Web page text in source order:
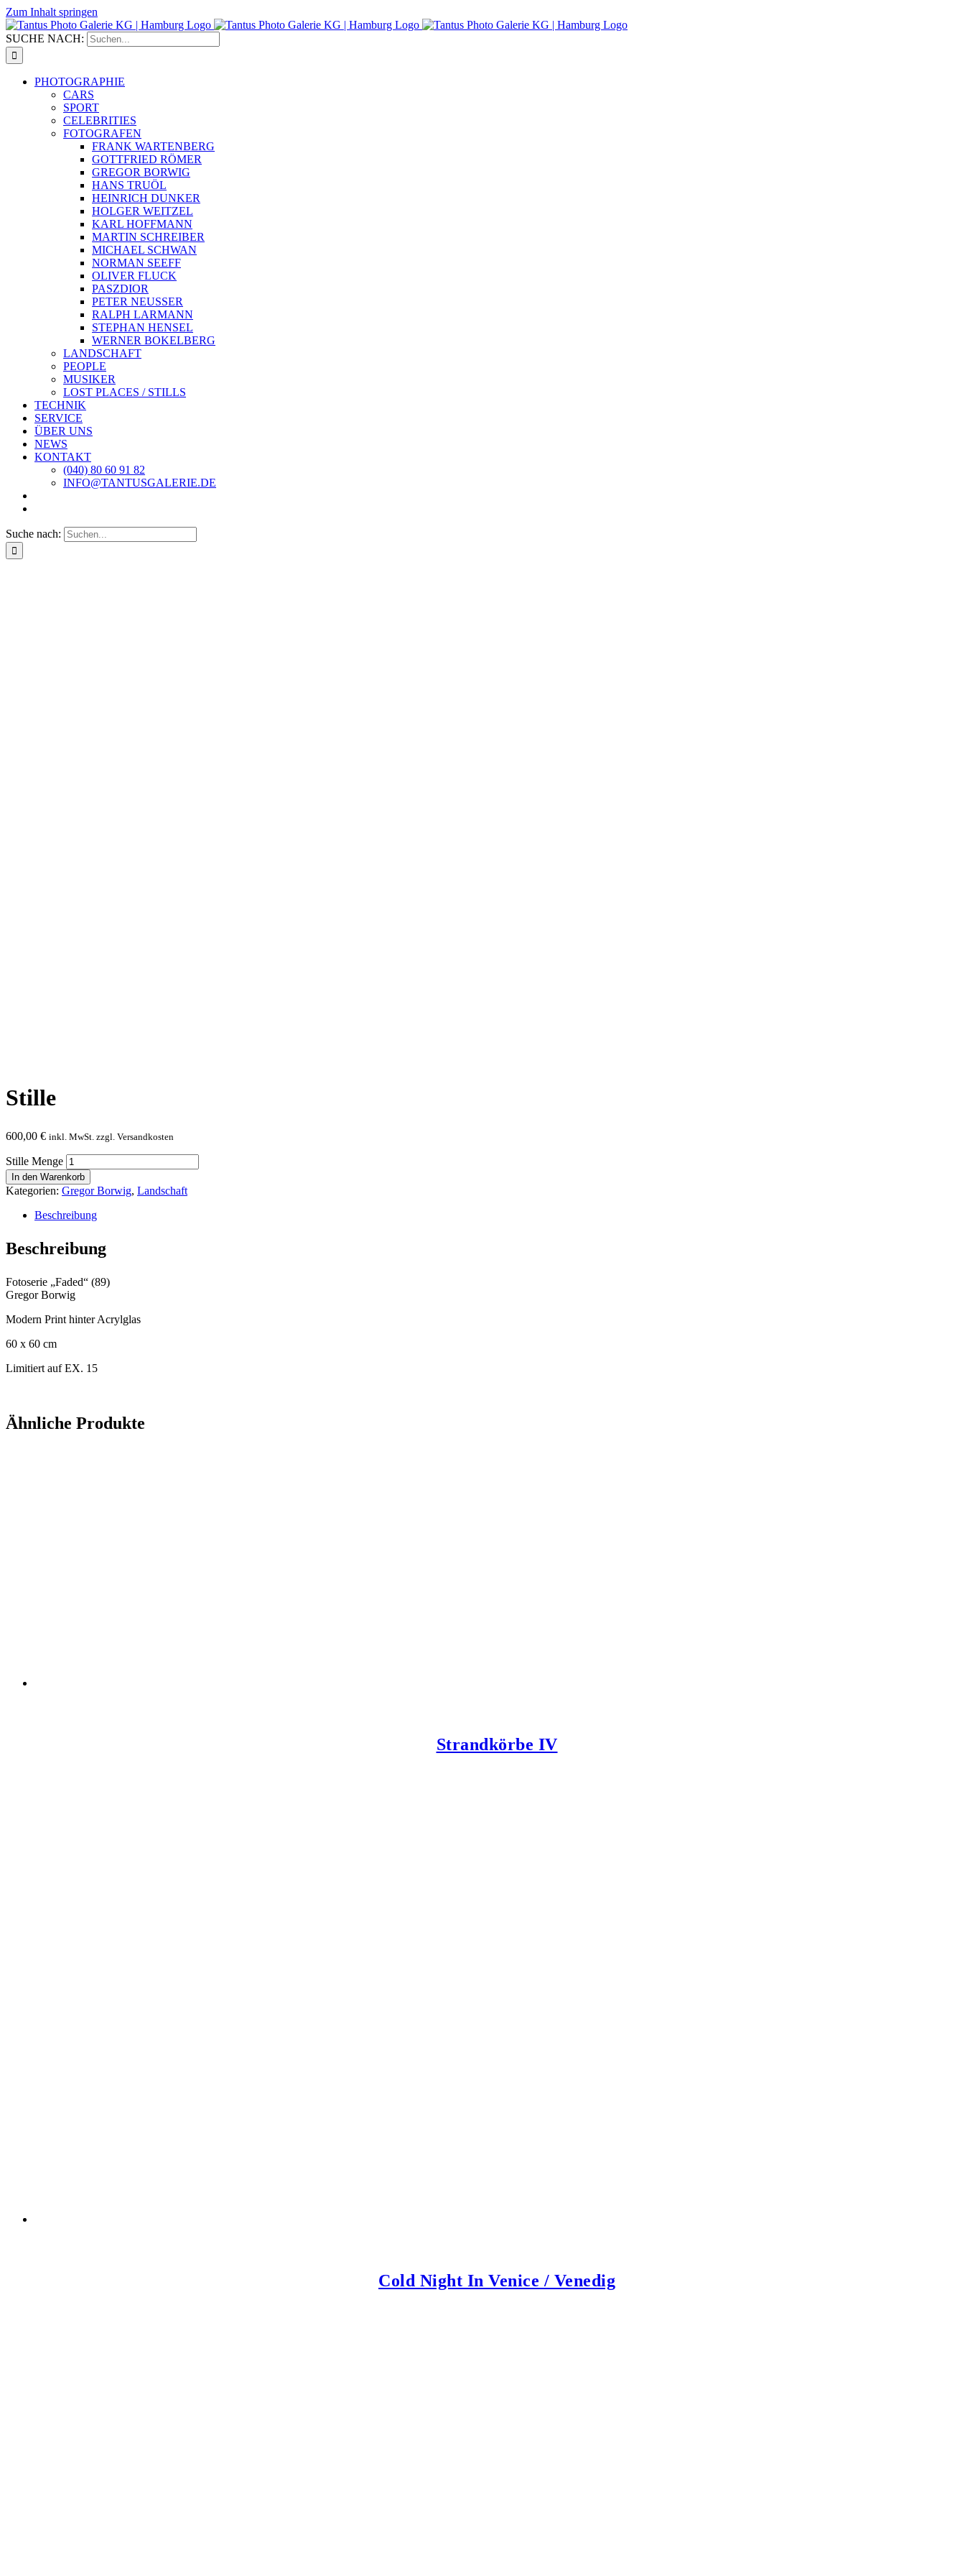
Zum Inhalt springen
SUCHE NACH:
PHOTOGRAPHIE
CARS
SPORT
CELEBRITIES
FOTOGRAFEN
FRANK WARTENBERG
GOTTFRIED RÖMER
GREGOR BORWIG
HANS TRUÖL
HEINRICH DUNKER
HOLGER WEITZEL
KARL HOFFMANN
MARTIN SCHREIBER
MICHAEL SCHWAN
NORMAN SEEFF
OLIVER FLUCK
PASZDIOR
PETER NEUSSER
RALPH LARMANN
STEPHAN HENSEL
WERNER BOKELBERG
LANDSCHAFT
PEOPLE
MUSIKER
LOST PLACES / STILLS
TECHNIK
SERVICE
ÜBER UNS
NEWS
KONTAKT
(040) 80 60 91 82
INFO@TANTUSGALERIE.DE
Suche nach:
Stille
600,00 € inkl. MwSt. zzgl. Versandkosten
Stille Menge
In den Warenkorb
Kategorien: Gregor Borwig, Landschaft
Beschreibung
Beschreibung
Fotoserie „Faded“ (89)
Gregor Borwig
Modern Print hinter Acrylglas
60 x 60 cm
Limitiert auf EX. 15
Ähnliche Produkte
Strandkörbe IV
Cold Night In Venice / Venedig